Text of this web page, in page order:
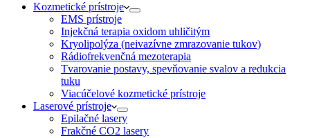
Kozmetické prístroje
EMS prístroje
Injekčná terapia oxidom uhličitým
Kryolipolýza (neivazívne zmrazovanie tukov)
Rádiofrekvenčná mezoterapia
Tvarovanie postavy, spevňovanie svalov a redukcia
tuku
Viacúčelové kozmetické prístroje
Laserové prístroje
Epilačné lasery
Frakčné CO2 lasery